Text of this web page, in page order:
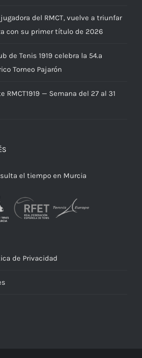
del RMCT, vuelve a triunfar
con su primer título de 2026
de Tenis 1919 celebra la 54.ª
Torneo Pajarón
RMCT1919 — Semana del 27 al 31
el tiempo en Murcia
de Privacidad